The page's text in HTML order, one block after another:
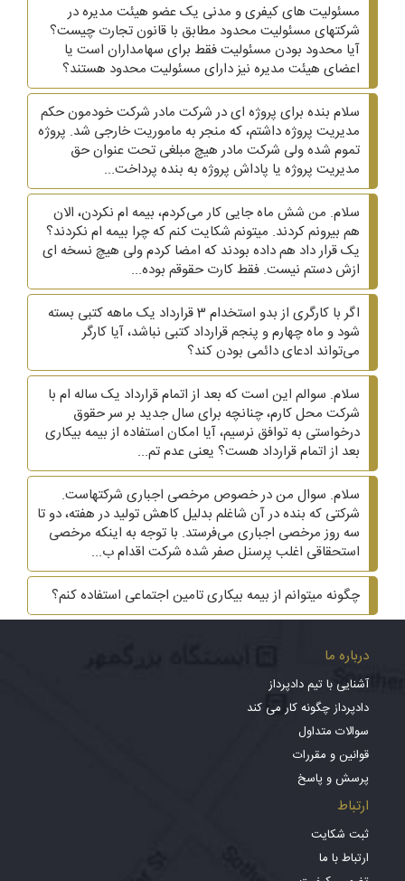
مسئولیت های کیفری و مدنی یک عضو هیئت مدیره در
شرکتهای مسئولیت محدود مطابق با قانون تجارت چیست؟
آیا محدود بودن مسئولیت فقط برای سهامداران است یا
اعضای هیئت مدیره نیز دارای مسئولیت محدود هستند؟
سلام بنده برای پروژه ای در شرکت مادر شرکت خودمون حکم
مدیریت پروژه داشتم، که منجر به ماموریت خارجی شد. پروژه
تموم شده ولی شرکت مادر هیچ مبلغی تحت عنوان حق
مدیریت پروژه یا پاداش پروژه به بنده پرداخت...
سلام. من شش ماه جایی کار می‌کردم، بیمه ام نکردن، الان
هم بیرونم کردند. میتونم شکایت کنم که چرا بیمه ام نکردند؟
یک قرار داد هم داده بودند که امضا کردم ولی هیچ نسخه ای
ازش دستم نیست. فقط کارت حقوقم بوده...
اگر با کارگری از بدو استخدام 3 قرارداد یک ماهه کتبی بسته
شود و ماه چهارم و پنجم قرارداد کتبی نباشد، آیا کارگر
می‌تواند ادعای دائمی بودن کند؟
سلام. سوالم این است که بعد از اتمام قرارداد یک ساله ام با
شرکت محل کارم، چنانچه برای سال جدید بر سر حقوق
درخواستی به توافق نرسیم، آیا امکان استفاده از بیمه بیکاری
بعد از اتمام قرارداد هست؟ یعنی عدم تم...
سلام. سوال من در خصوص مرخصی اجباری شرکتهاست.
شرکتی که بنده در آن شاغلم بدلیل کاهش تولید در هفته، دو تا
سه روز مرخصی اجباری می‌فرستد. با توجه به اینکه مرخصی
استحقاقی اغلب پرسنل صفر شده شرکت اقدام ب...
چگونه میتوانم از بیمه بیکاری تامین اجتماعی استفاده کنم؟
درباره ما
آشنایی با تیم دادپرداز
دادپرداز چگونه کار می کند
سوالات متداول
قوانین و مقررات
پرسش و پاسخ
ارتباط
ثبت شکایت
ارتباط با ما